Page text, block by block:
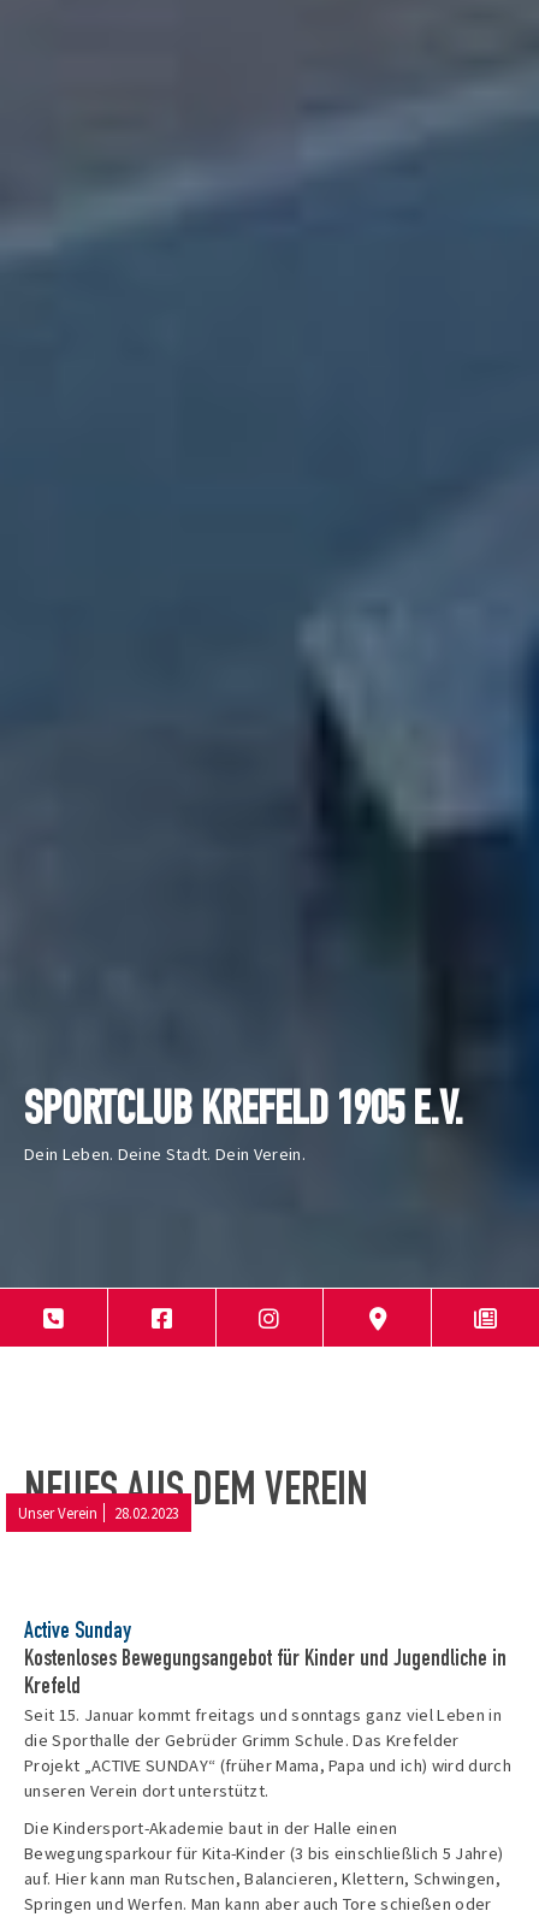
SPORTCLUB KREFELD 1905 E.V.
Dein Leben. Deine Stadt. Dein Verein.
NEUES AUS DEM VEREIN
Unser Verein 28.02.2023
Active Sunday
Kostenloses Bewegungsangebot für Kinder und Jugendliche in
Krefeld
Seit 15. Januar kommt freitags und sonntags ganz viel Leben in
die Sporthalle der Gebrüder Grimm Schule. Das Krefelder
Projekt „ACTIVE SUNDAY“ (früher Mama, Papa und ich) wird durch
unseren Verein dort unterstützt.
Die Kindersport-Akademie baut in der Halle einen
Bewegungsparkour für Kita-Kinder (3 bis einschließlich 5 Jahre)
auf. Hier kann man Rutschen, Balancieren, Klettern, Schwingen,
Springen und Werfen. Man kann aber auch Tore schießen oder